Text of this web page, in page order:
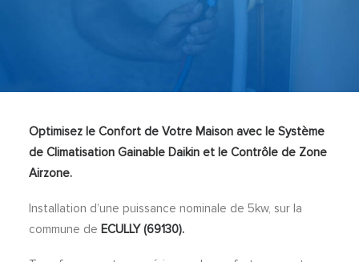
Optimisez le Confort de Votre Maison avec le Système
de Climatisation Gainable Daikin et le Contrôle de Zone
Airzone.
Installation d’une puissance nominale de 5kw, sur la
commune de ECULLY (69130).